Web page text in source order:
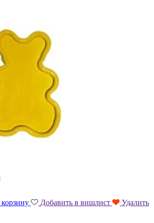
Добавить в вишлист
Удалить